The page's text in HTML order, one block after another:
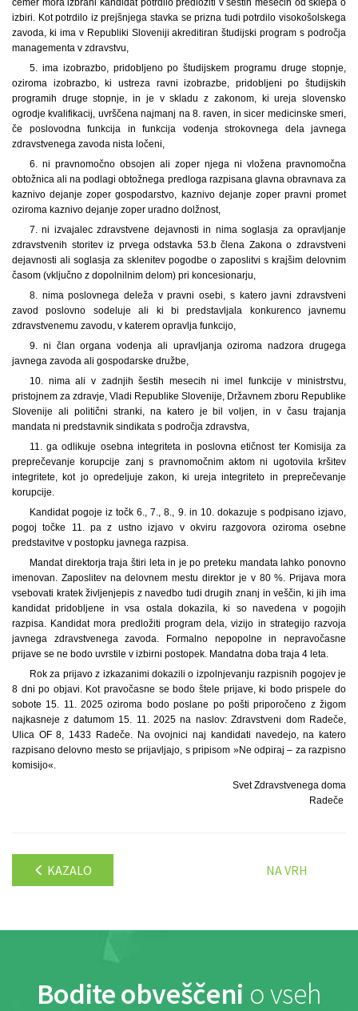
čemer mora izbrani kandidat potrdilo predložiti v šestih mesecih od sklepa o
izbiri. Kot potrdilo iz prejšnjega stavka se prizna tudi potrdilo visokošolskega
zavoda, ki ima v Republiki Sloveniji akreditiran študijski program s področja
managementa v zdravstvu,
5. ima izobrazbo, pridobljeno po študijskem programu druge stopnje,
oziroma izobrazbo, ki ustreza ravni izobrazbe, pridobljeni po študijskih
programih druge stopnje, in je v skladu z zakonom, ki ureja slovensko
ogrodje kvalifikacij, uvrščena najmanj na 8. raven, in sicer medicinske smeri,
če poslovodna funkcija in funkcija vodenja strokovnega dela javnega
zdravstvenega zavoda nista ločeni,
6. ni pravnomočno obsojen ali zoper njega ni vložena pravnomočna
obtožnica ali na podlagi obtožnega predloga razpisana glavna obravnava za
kaznivo dejanje zoper gospodarstvo, kaznivo dejanje zoper pravni promet
oziroma kaznivo dejanje zoper uradno dolžnost,
7. ni izvajalec zdravstvene dejavnosti in nima soglasja za opravljanje
zdravstvenih storitev iz prvega odstavka 53.b člena Zakona o zdravstveni
dejavnosti ali soglasja za sklenitev pogodbe o zaposlitvi s krajšim delovnim
časom (vključno z dopolnilnim delom) pri koncesionarju,
8. nima poslovnega deleža v pravni osebi, s katero javni zdravstveni
zavod poslovno sodeluje ali ki bi predstavljala konkurenco javnemu
zdravstvenemu zavodu, v katerem opravlja funkcijo,
9. ni član organa vodenja ali upravljanja oziroma nadzora drugega
javnega zavoda ali gospodarske družbe,
10. nima ali v zadnjih šestih mesecih ni imel funkcije v ministrstvu,
pristojnem za zdravje, Vladi Republike Slovenije, Državnem zboru Republike
Slovenije ali politični stranki, na katero je bil voljen, in v času trajanja
mandata ni predstavnik sindikata s področja zdravstva,
11. ga odlikuje osebna integriteta in poslovna etičnost ter Komisija za
preprečevanje korupcije zanj s pravnomočnim aktom ni ugotovila kršitev
integritete, kot jo opredeljuje zakon, ki ureja integriteto in preprečevanje
korupcije.
Kandidat pogoje iz točk 6., 7., 8., 9. in 10. dokazuje s podpisano izjavo,
pogoj točke 11. pa z ustno izjavo v okviru razgovora oziroma osebne
predstavitve v postopku javnega razpisa.
Mandat direktorja traja štiri leta in je po preteku mandata lahko ponovno
imenovan. Zaposlitev na delovnem mestu direktor je v 80 %. Prijava mora
vsebovati kratek življenjepis z navedbo tudi drugih znanj in veščin, ki jih ima
kandidat pridobljene in vsa ostala dokazila, ki so navedena v pogojih
razpisa. Kandidat mora predložiti program dela, vizijo in strategijo razvoja
javnega zdravstvenega zavoda. Formalno nepopolne in nepravočasne
prijave se ne bodo uvrstile v izbirni postopek. Mandatna doba traja 4 leta.
Rok za prijavo z izkazanimi dokazili o izpolnjevanju razpisnih pogojev je
8 dni po objavi. Kot pravočasne se bodo štele prijave, ki bodo prispele do
sobote 15. 11. 2025 oziroma bodo poslane po pošti priporočeno z žigom
najkasneje z datumom 15. 11. 2025 na naslov: Zdravstveni dom Radeče,
Ulica OF 8, 1433 Radeče. Na ovojnici naj kandidati navedejo, na katero
razpisano delovno mesto se prijavljajo, s pripisom »Ne odpiraj – za razpisno
komisijo«.
Svet Zdravstvenega doma
Radeče
KAZALO NA VRH
Bodite obveščeni o vseh